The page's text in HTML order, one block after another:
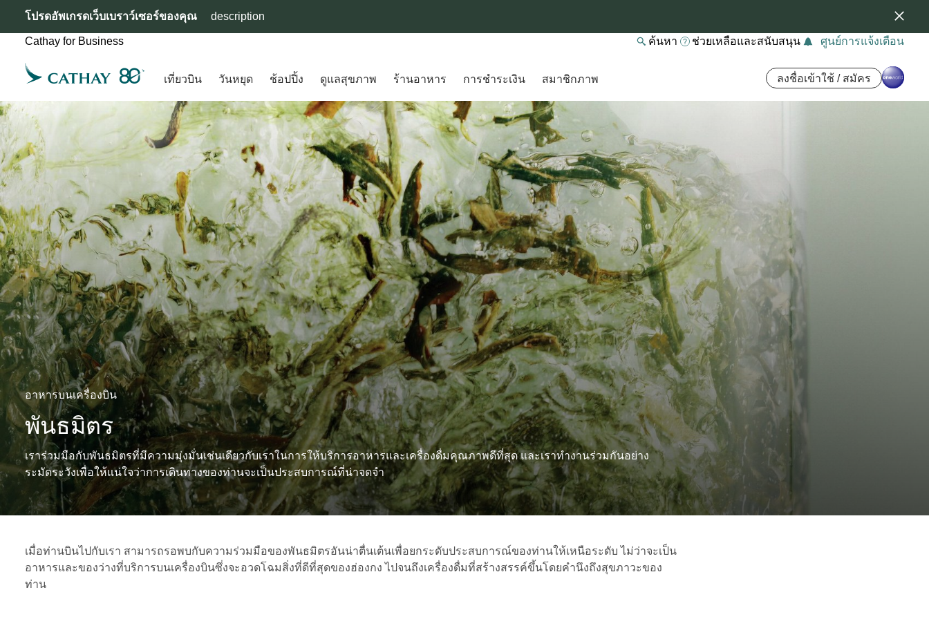
โปรดอัพเกรดเว็บเบราว์เซอร์ของคุณ description
Cathay for Business ค้นหา ช่วยเหลือและสนับสนุน ศูนย์การแจ้งเตือน
เที่ยวบิน วันหยุด ช้อปปิ้ง ดูแลสุขภาพ ร้านอาหาร การชำระเงิน สมาชิกภาพ ลงชื่อเข้าใช้ / สมัคร
อาหารบนเครื่องบิน
พันธมิตร
เราร่วมมือกับพันธมิตรที่มีความมุ่งมั่นเช่นเดียวกับเราในการให้บริการอาหารและเครื่องดื่มคุณภาพดีที่สุด และเราทำงานร่วมกันอย่าง
ระมัดระวังเพื่อให้แน่ใจว่าการเดินทางของท่านจะเป็นประสบการณ์ที่น่าจดจำ
เมื่อท่านบินไปกับเรา สามารถรอพบกับความร่วมมือของพันธมิตรอันน่าตื่นเต้นเพื่อยกระดับประสบการณ์ของท่านให้เหนือระดับ ไม่ว่าจะเป็น
อาหารและของว่างที่บริการบนเครื่องบินซึ่งจะอวดโฉมสิ่งที่ดีที่สุดของฮ่องกง ไปจนถึงเครื่องดื่มที่สร้างสรรค์ขึ้นโดยคำนึงถึงสุขภาวะของ
ท่าน